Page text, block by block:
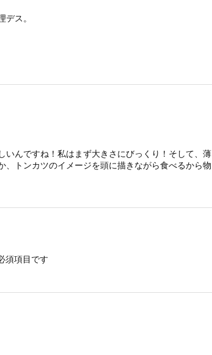
ス。
んですね！私はまず大きさにびっくり！そして、薄
トンカツのイメージを頭に描きながら食べるから物
須項目です